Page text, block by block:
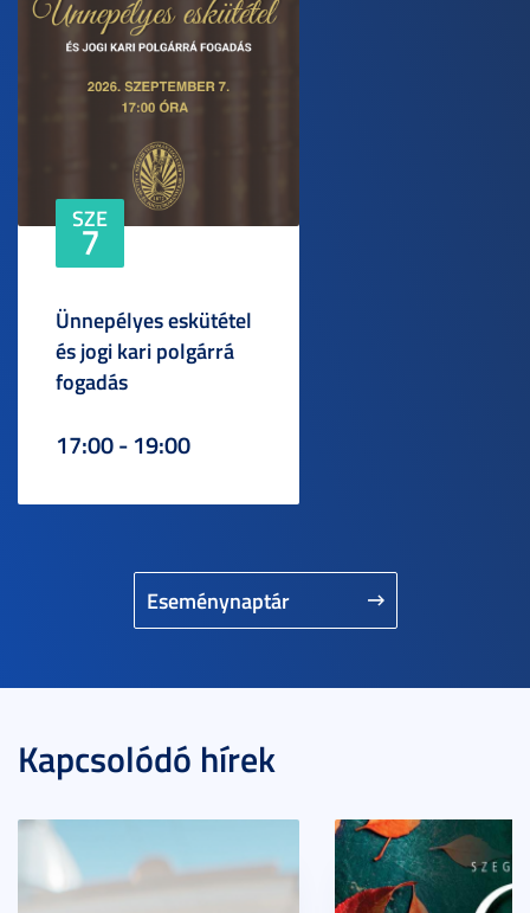
Eseménynaptár
SZE
7
Ünnepélyes eskütétel
és jogi kari polgárrá
fogadás
17:00 - 19:00
Kapcsolódó hírek